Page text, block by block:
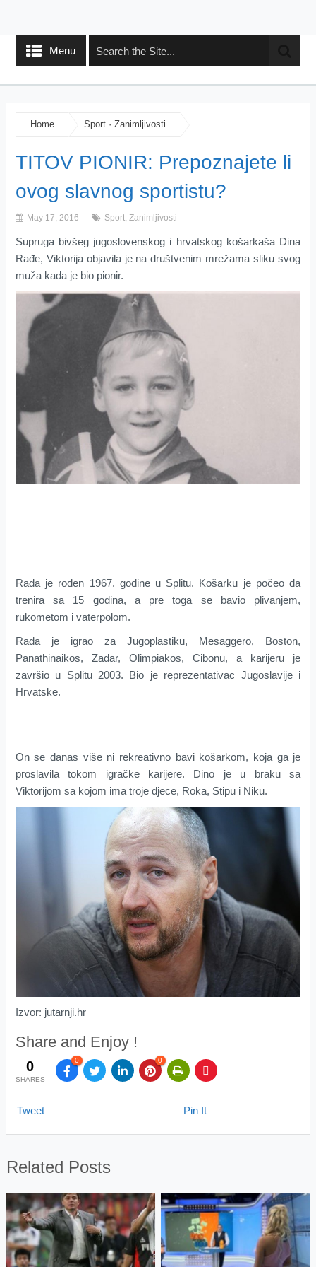
Menu
Home Sport· Zanimljivosti
TITOV PIONIR: Prepoznajete li
ovog slavnog sportistu?
May 17, 2016 Sport, Zanimljivosti
Supruga bivšeg jugoslovenskog i hrvatskog košarkaša Dina
Rađe, Viktorija objavila je na društvenim mrežama sliku svog
muža kada je bio pionir.
Rađa je rođen 1967. godine u Splitu. Košarku je počeo da
trenira sa 15 godina, a pre toga se bavio plivanjem,
rukometom i vaterpolom.
Rađa je igrao za Jugoplastiku, Mesaggero, Boston,
Panathinaikos, Zadar, Olimpiakos, Cibonu, a karijeru je
završio u Splitu 2003. Bio je reprezentativac Jugoslavije i
Hrvatske.
On se danas više ni rekreativno bavi košarkom, koja ga je
proslavila tokom igračke karijere. Dino je u braku sa
Viktorijom sa kojom ima troje djece, Roka, Stipu i Niku.
Izvor: jutarnji.hr
Share and Enjoy !
0
SHARES
0 0
Tweet Pin It
Related Posts